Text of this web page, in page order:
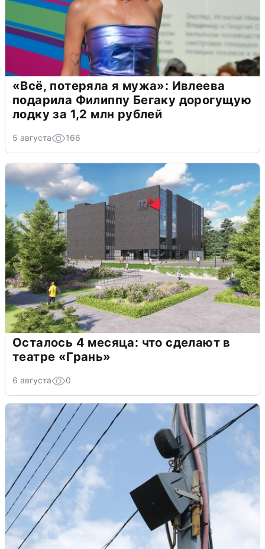
«Всё, потеряла я мужа»: Ивлеева
подарила Филиппу Бегаку дорогущую
лодку за 1,2 млн рублей
5 августа 166
Осталось 4 месяца: что сделают в
театре «Грань»
6 августа 0